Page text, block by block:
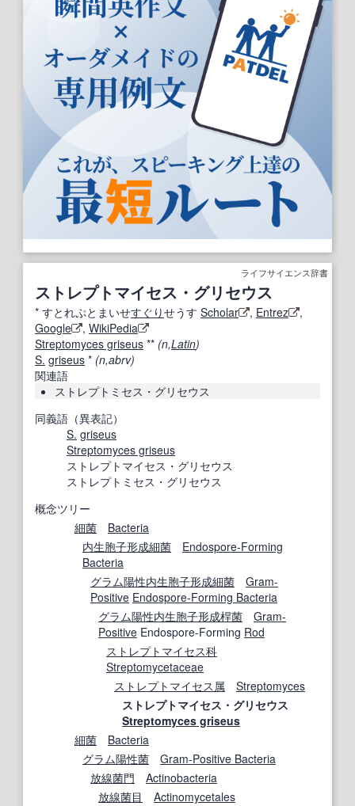
ライフサイエンス辞書
ストレプトマイセス・グリセウス
* すとれぷとまいせすぐりせうす Scholar , Entrez
,
Google
, WikiPedia
Streptomyces griseus ** (n,Latin)
S. griseus * (n,abrv)
関連語
ストレプトミセス・グリセウス
同義語（異表記）
S. griseus
Streptomyces griseus
ストレプトマイセス・グリセウス
ストレプトミセス・グリセウス
概念ツリー
細菌
Bacteria
内生胞子形成細菌
Endospore-Forming
Bacteria
グラム陽性内生胞子形成細菌
Gram-
Positive Endospore-Forming Bacteria
グラム陽性内生胞子形成桿菌
Gram-
Positive Endospore-Forming Rod
ストレプトマイセス科
Streptomycetaceae
ストレプトマイセス属
Streptomyces
ストレプトマイセス・グリセウス
Streptomyces griseus
細菌
Bacteria
グラム陽性菌
Gram-Positive Bacteria
放線菌門
Actinobacteria
放線菌目
Actinomycetales